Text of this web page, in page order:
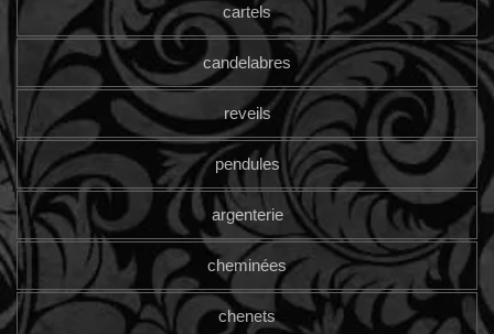
cartels
candelabres
reveils
pendules
argenterie
cheminées
chenets